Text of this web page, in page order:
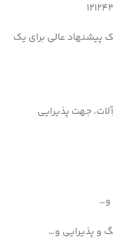
عالی برای یک
جهت پذیرایی
و…
و پذیرایی و…